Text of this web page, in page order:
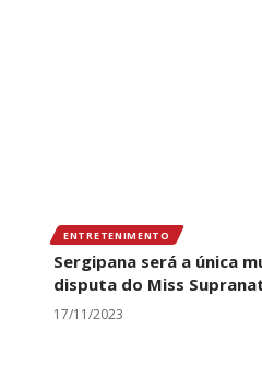
ENTRETENIMENTO
Sergipana será a única
disputa do Miss
17/11/2023